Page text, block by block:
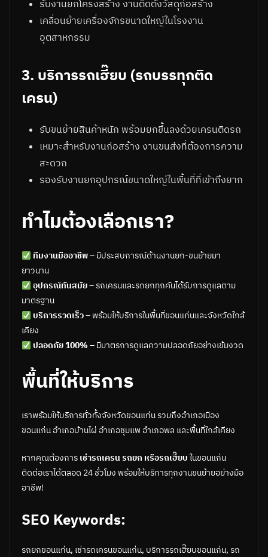
รับงานยกโครงสร้าง งานติดตั้งวัสดุก่อสร้าง
เคลื่อนย้ายเครื่องจักรขนาดใหญ่ในโรงงาน
อุตสาหกรรม
3. บริการรถเฮี๊ยบ (รถบรรทุกติด
เครน)
รับขนย้ายสินค้าหนัก พร้อมยกขึ้นลงด้วยเครนติดรถ
เหมาะสำหรับงานก่อสร้าง งานขนส่งที่ต้องการความ
สะดวก
รองรับงานยกอุปกรณ์ขนาดใหญ่ในพื้นที่ที่เข้าถึงยาก
ทำไมต้องเลือกเรา?
ทีมงานมืออาชีพ– มีประสบการณ์ด้านงานยก-ขนย้ายมา
ยาวนาน
อุปกรณ์ทันสมัย– รถเครนและรถยกทุกคันได้รับการดูแลตาม
มาตรฐาน
บริการรวดเร็ว– พร้อมให้บริการในพื้นที่ขอนแก่นและจังหวัดใกล้
เคียง
ปลอดภัย 100% – มีมาตรการดูแลความปลอดภัยอย่างเข้มงวด
พื้นที่ให้บริการ
เราพร้อมให้บริการทั่วทั้งจังหวัดขอนแก่น รวมถึงอำเภอเมือง
ขอนแก่น อำเภอบ้านไผ่ อำเภอชุมแพ อำเภอพล และพื้นที่ใกล้เคียง
หากคุณต้องการ เช่ารถเครน รถยก หรือรถเฮี๊ยบ ในขอนแก่น
ติดต่อเราได้ตลอด 24 ชั่วโมง พร้อมให้บริการทุกงานขนย้ายอย่างมือ
อาชีพ!
SEO Keywords:
รถยกขอนแก่น, เช่ารถเครนขอนแก่น, บริการรถเฮี๊ยบขอนแก่น, รถ